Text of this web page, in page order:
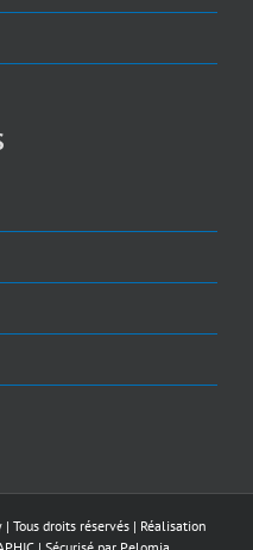
| Tous droits réservés | Réalisation